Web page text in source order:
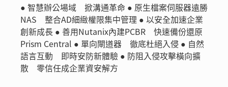
● 智慧辦公場域 掀溝通革命 ● 原生檔案伺服器遠勝
NAS 整合AD細緻權限集中管理 ● 以安全加速企業
創新成長 ● 善用Nutanix內建PCBR 快速備份還原
Prism Central ● 單向閘道器 徹底杜絕入侵 ● 自然
語言互動 即時安防新體驗 ● 防阻入侵攻擊橫向擴
散 零信任成企業資安解方